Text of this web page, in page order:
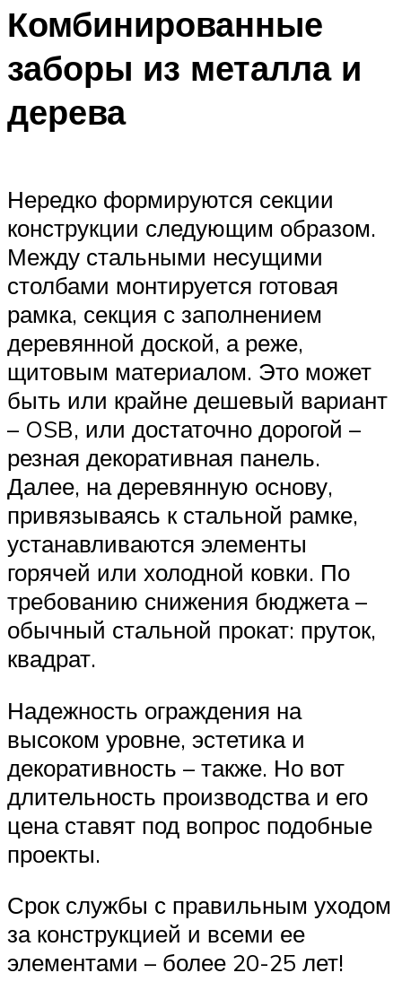
Комбинированные
заборы из металла и
дерева
Нередко формируются секции
конструкции следующим образом.
Между стальными несущими
столбами монтируется готовая
рамка, секция с заполнением
деревянной доской, а реже,
щитовым материалом. Это может
быть или крайне дешевый вариант
– OSB, или достаточно дорогой –
резная декоративная панель.
Далее, на деревянную основу,
привязываясь к стальной рамке,
устанавливаются элементы
горячей или холодной ковки. По
требованию снижения бюджета –
обычный стальной прокат: пруток,
квадрат.
Надежность ограждения на
высоком уровне, эстетика и
декоративность – также. Но вот
длительность производства и его
цена ставят под вопрос подобные
проекты.
Срок службы с правильным уходом
за конструкцией и всеми ее
элементами – более 20-25 лет!